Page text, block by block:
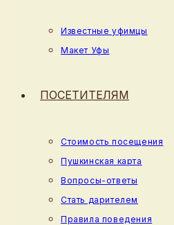
Известные уфимцы
Макет Уфы
ПОСЕТИТЕЛЯМ
Стоимость посещения
Пушкинская карта
Вопросы-ответы
Стать дарителем
Правила поведения